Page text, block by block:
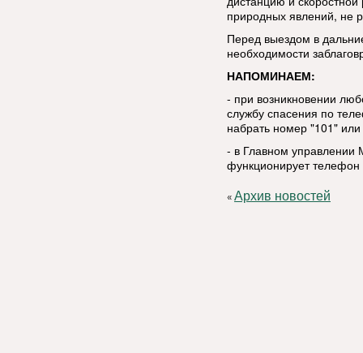
природных явлений, не
Перед выездом в
необходимости
НАПОМИНАЕМ:
- при возникновении
службу спасения по
набрать номер "101"
- в Главном управлении
функционирует
«Архив новостей